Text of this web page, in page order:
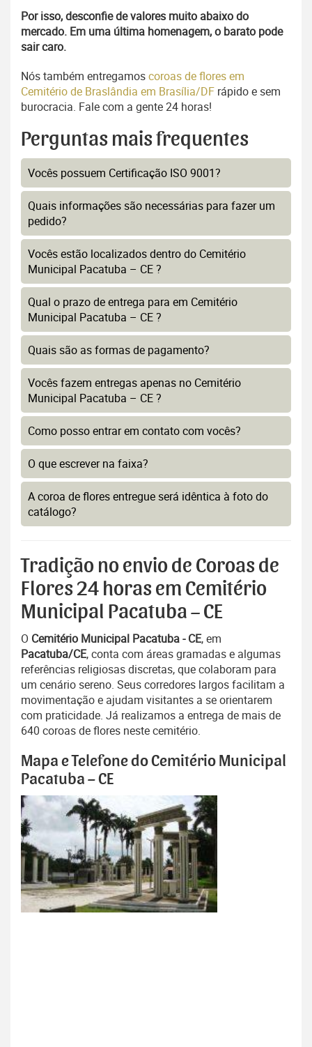
Por isso, desconfie de valores muito abaixo do
mercado. Em uma última homenagem, o barato pode
sair caro.
Nós também entregamoscoroas de flores em
Cemitério de Braslândia em Brasília/DF rápido e sem
burocracia. Fale com a gente 24 horas!
Perguntas mais frequentes
Vocês possuem Certificação ISO 9001?
Quais informações são necessárias para fazer um
pedido?
Vocês estão localizados dentro do Cemitério
Municipal Pacatuba – CE ?
Qual o prazo de entrega para em Cemitério
Municipal Pacatuba – CE ?
Quais são as formas de pagamento?
Vocês fazem entregas apenas no Cemitério
Municipal Pacatuba – CE ?
Como posso entrar em contato com vocês?
O que escrever na faixa?
A coroa de flores entregue será idêntica à foto do
catálogo?
Tradição no envio de Coroas de
Flores 24 horas em Cemitério
Municipal Pacatuba – CE
O Cemitério Municipal Pacatuba - CE, em
Pacatuba/CE, conta com áreas gramadas e algumas
referências religiosas discretas, que colaboram para
um cenário sereno. Seus corredores largos facilitam a
movimentação e ajudam visitantes a se orientarem
com praticidade. Já realizamos a entrega de mais de
640 coroas de flores neste cemitério.
Mapa e Telefone do Cemitério Municipal
Pacatuba – CE